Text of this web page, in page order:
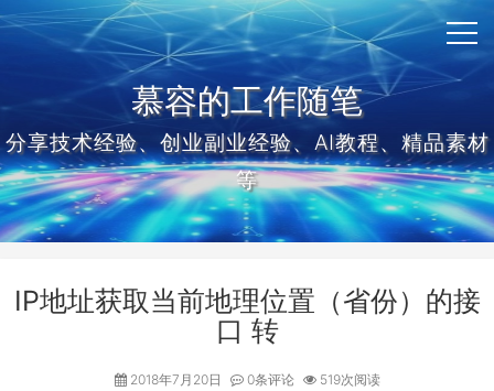
慕容的工作随笔
分享技术经验、创业副业经验、AI教程、精品素材
等
IP地址获取当前地理位置（省份）的接
口 转
2018年7月20日 0条评论 519次阅读